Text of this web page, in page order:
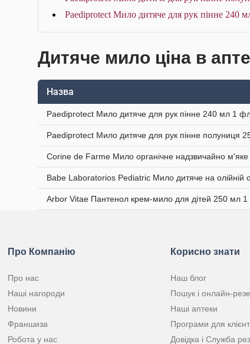
Paediprotect Мило дитяче для рук пінне 240
Дитяче мило ціна в
Назва
Paediprotect Мило дитяче для рук пінне 240 мл 1
Paediprotect Мило дитяче для рук пінне полуниця
Corine de Farme Мило органічне надзвичайно
Babe Laboratorios Pediatric Мило дитяче на олійній
Arbor Vitae Пантенол крем-мило для дітей 250 мл
Про Компанію
Про нас
Наші нагороди
Новини
Франшиза
Робота у нас
Корисно знати
Наш блог
Пошук і онлайн-
Наші аптеки
Програми для
Довідка і Служба